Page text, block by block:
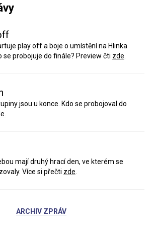
play off a boje o umístění na Hlinka
se probojuje do finále? Preview čti zde
jsou u konce. Kdo se probojoval do
mají druhý hrací den, ve kterém se
Více si přečti zde
ARCHIV ZPRÁV